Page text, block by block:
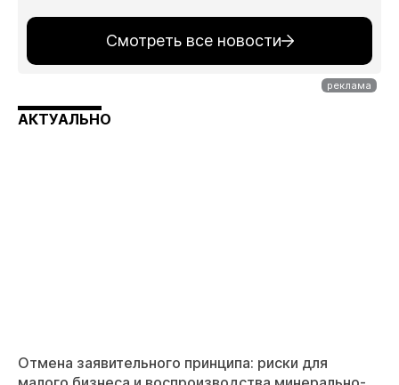
Смотреть все новости
АКТУАЛЬНО
Отмена заявительного принципа: риски для